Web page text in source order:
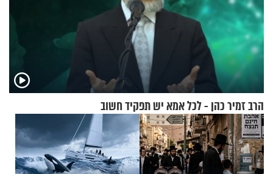
הרב זמיר כהן - לכל אמא יש תפקיד חשוב